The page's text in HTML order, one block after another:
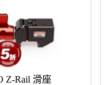
Z-Rail 滑座